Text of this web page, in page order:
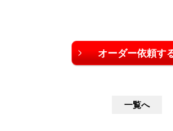
一覧へ